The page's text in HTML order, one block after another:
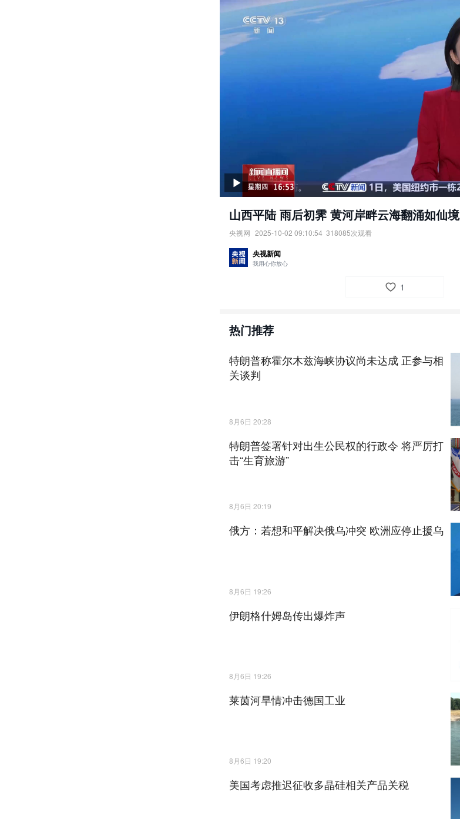
山西平陆 雨后初霁 黄河岸畔云海翻涌如仙境
央视网 2025-10-02 09:10:54 318085次观看
责任编辑：央视网
央视新闻
我用心你放心
1
热门推荐
特朗普称霍尔木兹海峡协议尚未达成 正参与相
关谈判
8月6日 20:28
特朗普签署针对出生公民权的行政令 将严厉打
击“生育旅游”
8月6日 20:19
俄方：若想和平解决俄乌冲突 欧洲应停止援乌
8月6日 19:26
伊朗格什姆岛传出爆炸声
8月6日 19:26
莱茵河旱情冲击德国工业
8月6日 19:20
美国考虑推迟征收多晶硅相关产品关税